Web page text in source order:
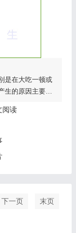
是在大吃一顿或
的原因主要是
阅读
完整目录、共计
的各个反射
。另外...
郭的分布犹如一
上。其分布的
肢相...
皮肤营养不良的
下一页 末页